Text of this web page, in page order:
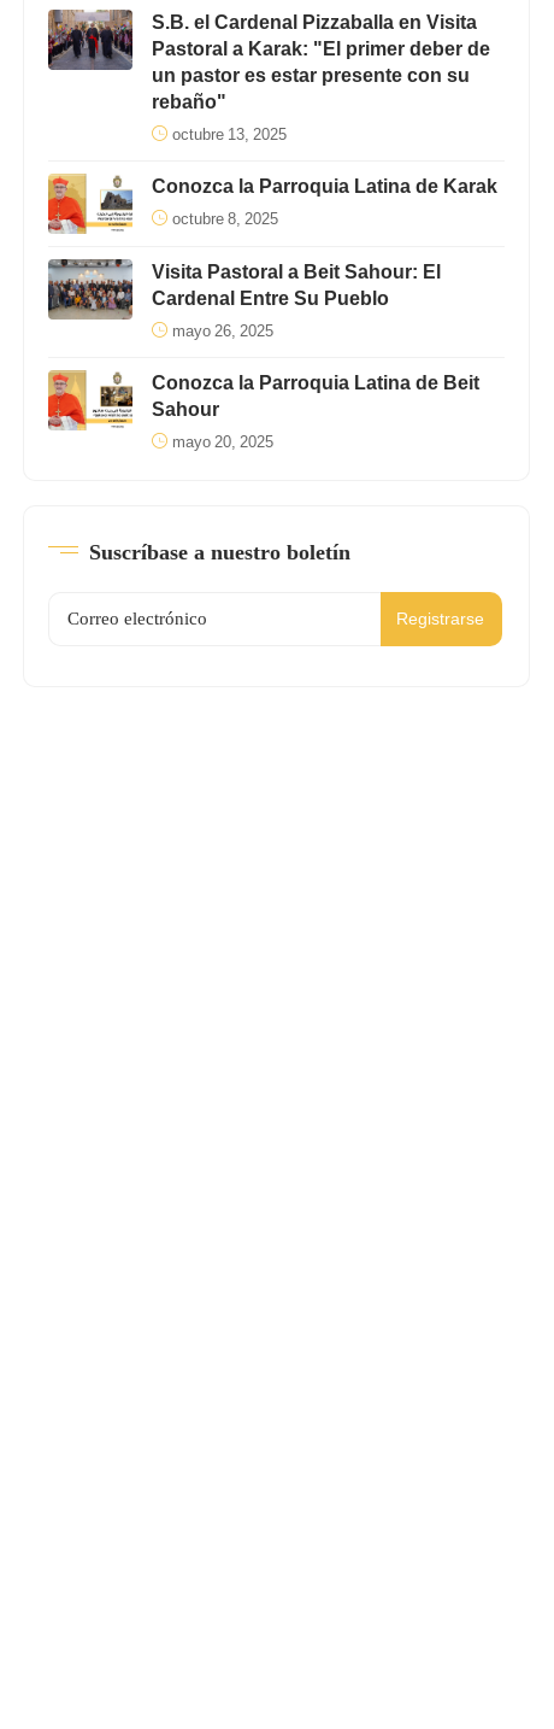
S.B. el Cardenal Pizzaballa en Visita
Pastoral a Karak: "El primer deber de
un pastor es estar presente con su
rebaño"
octubre 13, 2025
Conozca la Parroquia Latina de Karak
octubre 8, 2025
Visita Pastoral a Beit Sahour: El
Cardenal Entre Su Pueblo
mayo 26, 2025
Conozca la Parroquia Latina de Beit
Sahour
mayo 20, 2025
Suscríbase a nuestro boletín
Registrarse